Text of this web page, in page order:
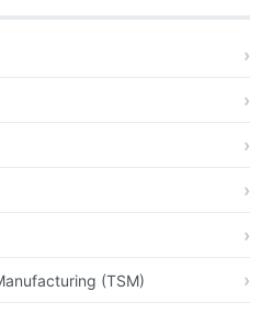
(TSM)